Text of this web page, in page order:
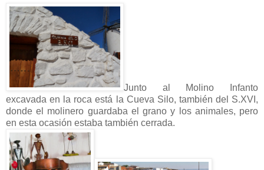
Junto al Molino Infanto
excavada en la roca está la Cueva Silo, también del S.XVI,
donde el molinero guardaba el grano y los animales, pero
en esta ocasión estaba también cerrada.